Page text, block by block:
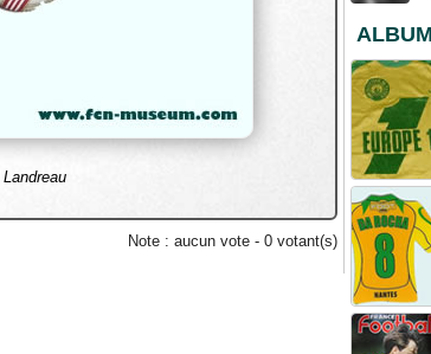
Note : aucun vote - 0 votant(s)